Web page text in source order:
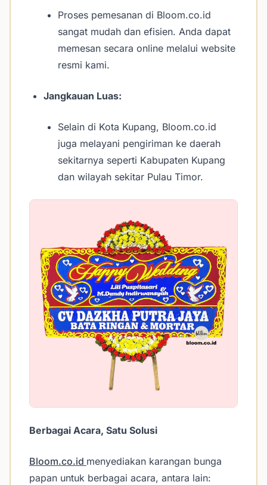
Proses pemesanan di Bloom.co.id
sangat mudah dan efisien. Anda dapat
memesan secara online melalui website
resmi kami.
Jangkauan Luas:
Selain di Kota Kupang, Bloom.co.id
juga melayani pengiriman ke daerah
sekitarnya seperti Kabupaten Kupang
dan wilayah sekitar Pulau Timor.
Berbagai Acara, Satu Solusi
Bloom.co.id menyediakan karangan bunga
papan untuk berbagai acara, antara lain: